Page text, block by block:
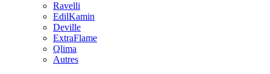
Ravelli
EdilKamin
Deville
ExtraFlame
Qlima
Autres